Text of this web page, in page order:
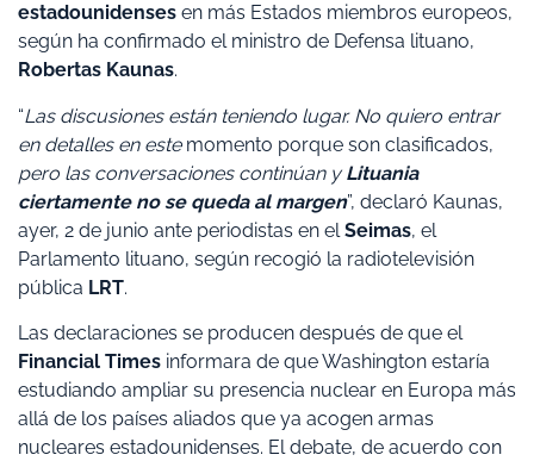
estadounidenses en más Estados miembros europeos,
según ha confirmado el ministro de Defensa lituano,
Robertas Kaunas.
“Las discusiones están teniendo lugar. No quiero entrar
en detalles en estemomento porque son clasificados,
pero las conversaciones continúan y Lituania
ciertamente no se queda al margen”, declaró Kaunas,
ayer, 2 de junio ante periodistas en el Seimas, el
Parlamento lituano, según recogió la radiotelevisión
pública LRT.
Las declaraciones se producen después de que el
Financial Times informara de que Washington estaría
estudiando ampliar su presencia nuclear en Europa más
allá de los países aliados que ya acogen armas
nucleares estadounidenses. El debate, de acuerdo con